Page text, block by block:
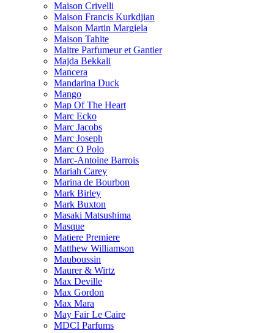
Maison Crivelli
Maison Francis Kurkdjian
Maison Martin Margiela
Maison Tahite
Maitre Parfumeur et Gantier
Majda Bekkali
Mancera
Mandarina Duck
Mango
Map Of The Heart
Marc Ecko
Marc Jacobs
Marc Joseph
Marc O Polo
Marc-Antoine Barrois
Mariah Carey
Marina de Bourbon
Mark Birley
Mark Buxton
Masaki Matsushima
Masque
Matiere Premiere
Matthew Williamson
Mauboussin
Maurer & Wirtz
Max Deville
Max Gordon
Max Mara
May Fair Le Caire
MDCI Parfums